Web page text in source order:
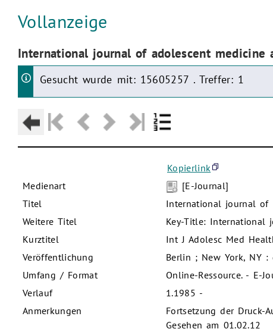
Aktuelle Seite:
Vollanzeige
Aktuelle Seite:
International journal of adolescent medicine
Gesucht wurde mit: 15605257 . Treffer: 1
Kopierlink
Medienart
[E-Journal]
Titel
International journal of
Weitere Titel
Key-Title: International
Kurztitel
Int J Adolesc Med
Veröffentlichung
Berlin ; New York, NY :
Umfang / Format
Online-Ressource. - E-
Verlauf
1.1985 -
Anmerkungen
Fortsetzung der Druck-
Gesehen am 01.02.12